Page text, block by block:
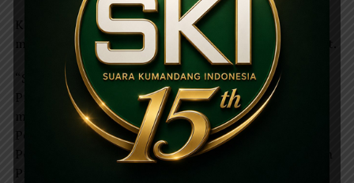
Kapolres Magetan AKBP Raden Erik Bangun Prakasa
menyampaikan apresiasinya atas penghargaan tersebut.
“Saya mengucapkan terima kasih kepada Kwarda
Pramuka Jawa Timur dan Kwarcab Magetan yang telah
memberikan penghargaan Lencana Pancawarsa I ini.
Penghargaan ini menjadi motivasi bagi saya pribadi dan
Polres Magetan untuk terus bersinergi dengan Gerakan
Pramuka dalam membina generasi muda,” ujarnya.